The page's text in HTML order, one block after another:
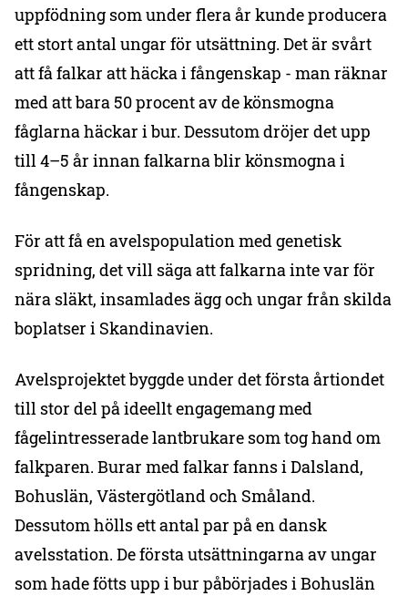
uppfödning som under flera år kunde producera
ett stort antal ungar för utsättning. Det är svårt
att få falkar att häcka i fångenskap - man räknar
med att bara 50 procent av de könsmogna
fåglarna häckar i bur. Dessutom dröjer det upp
till 4–5 år innan falkarna blir könsmogna i
fångenskap.
För att få en avelspopulation med genetisk
spridning, det vill säga att falkarna inte var för
nära släkt, insamlades ägg och ungar från skilda
boplatser i Skandinavien.
Avelsprojektet byggde under det första årtiondet
till stor del på ideellt engagemang med
fågelintresserade lantbrukare som tog hand om
falkparen. Burar med falkar fanns i Dalsland,
Bohuslän, Västergötland och Småland.
Dessutom hölls ett antal par på en dansk
avelsstation. De första utsättningarna av ungar
som hade fötts upp i bur påbörjades i Bohuslän